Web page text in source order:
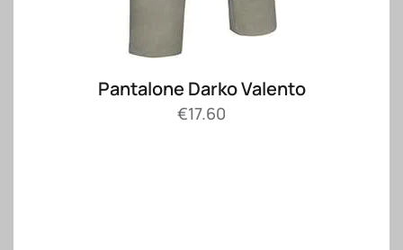
Pantalone Darko Valento
€17.60